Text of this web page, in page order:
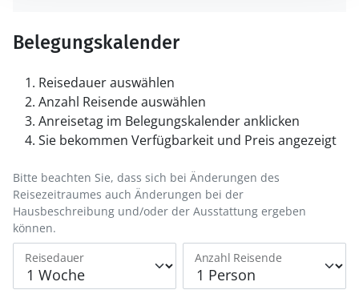
Belegungskalender
Reisedauer auswählen
Anzahl Reisende auswählen
Anreisetag im Belegungskalender anklicken
Sie bekommen Verfügbarkeit und Preis angezeigt
Reisedauer Anzahl Reisende
Bitte beachten Sie, dass sich bei Änderungen des
Reisezeitraumes auch Änderungen bei der
Hausbeschreibung und/oder der Ausstattung ergeben
können.